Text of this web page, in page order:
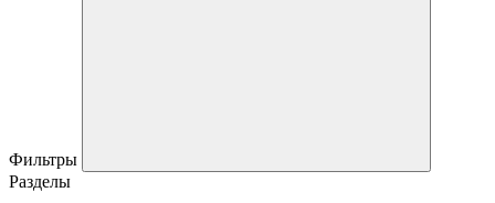
Фильтры
Разделы